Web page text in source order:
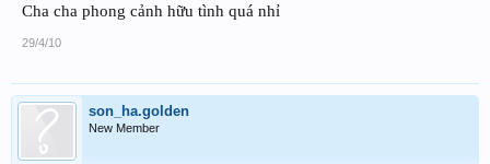
Cha cha phong cảnh hữu tình quá nhỉ
29/4/10
son_ha.golden
New Member